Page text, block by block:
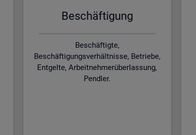
Be­schäf­ti­gung
Beschäftigte,
Beschäftigungsverhältnisse, Betriebe,
Entgelte, Arbeitnehmerüberlassung,
Pendler.